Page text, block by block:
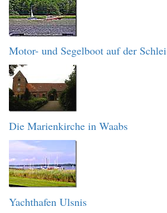
Motor- und Segelboot auf der Schlei
Die Marienkirche in Waabs
Yachthafen Ulsnis